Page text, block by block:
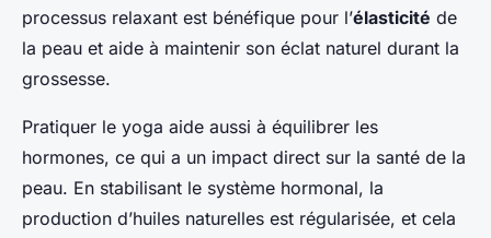
processus relaxant est bénéfique pour l’élasticité de
la peau et aide à maintenir son éclat naturel durant la
grossesse.
Pratiquer le yoga aide aussi à équilibrer les
hormones, ce qui a un impact direct sur la santé de la
peau. En stabilisant le système hormonal, la
production d’huiles naturelles est régularisée, et cela